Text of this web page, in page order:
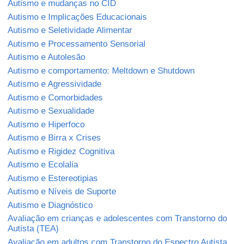
Autismo e mudanças no CID
Autismo e Implicações Educacionais
Autismo e Seletividade Alimentar
Autismo e Processamento Sensorial
Autismo e Autolesão
Autismo e comportamento: Meltdown e Shutdown
Autismo e Agressividade
Autismo e Comorbidades
Autismo e Sexualidade
Autismo e Hiperfoco
Autismo e Birra x Crises
Autismo e Rigidez Cognitiva
Autismo e Ecolalia
Autismo e Estereotipias
Autismo e Níveis de Suporte
Autismo e Diagnóstico
Avaliação em crianças e adolescentes com Transtorno
Autista (TEA)
Avaliação em adultos com Transtorno do Espectro